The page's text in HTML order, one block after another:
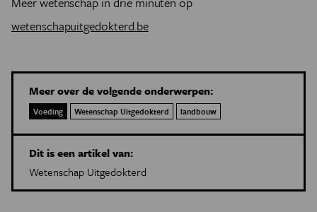
wetenschapuitgedokterd.be
Meer over de volgende onderwerpen:
Voeding Wetenschap Uitgedokterd landbouw
Dit is een artikel van:
Wetenschap Uitgedokterd